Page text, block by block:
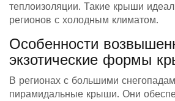
теплоизоляции. Такие крыши
регионов с холодным климатом.
Особенности
экзотические формы
В регионах с большими
пирамидальные крыши. Они